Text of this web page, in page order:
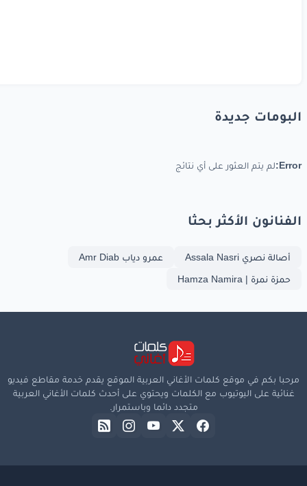
البومات جديدة
Error: لم يتم العثور على أي نتائج
الفنانون الأكثر بحثا
أصالة نصري Assala Nasri
عمرو دياب Amr Diab
حمزة نمرة | Hamza Namira
مرحبا بكم في موقع كلمات الأغاني العربية الموقع يقدم خدمة مقاطع فيديو
غنائية على اليوتيوب مع الكلمات ويحتوي على أحدث كلمات الأغاني العربية
متجدد دائما وباستمرار.